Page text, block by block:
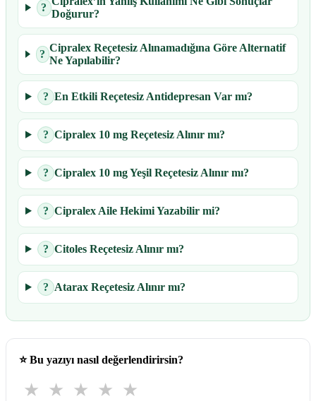
?
Doğurur?
?
Cipralex Reçetesiz Alınamadığına Göre Alternatif
Ne Yapılabilir?
? En Etkili Reçetesiz Antidepresan Var mı?
? Cipralex 10 mg Reçetesiz Alınır mı?
? Cipralex 10 mg Yeşil Reçetesiz Alınır mı?
? Cipralex Aile Hekimi Yazabilir mi?
? Citoles Reçetesiz Alınır mı?
? Atarax Reçetesiz Alınır mı?
⭐Bu yazıyı nasıl değerlendirirsin?
★ ★ ★ ★ ★